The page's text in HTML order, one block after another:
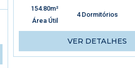
154.80m²
Área Útil
4 Dormitórios
VER DETALHES